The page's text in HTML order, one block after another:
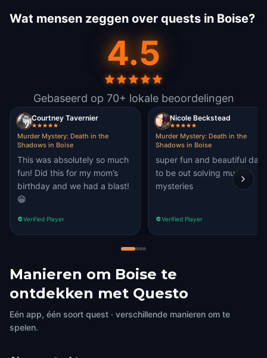
Wat mensen zeggen over quests in Boise?
4.5
Gebaseerd op 70+ lokale beoordelingen
Courtney Tavernier
Murder Mystery: Death in the
Shadows in Boise
This was absolutely so much
fun! Did this for my mom’s
birthday and we had a blast!
😁
Verified Player
Nicole Beckstead
Murder Mystery: Death in the
Shadows in Boise
super fun and beautiful day
to be out solving murder
mysteries
Verified Player
Manieren om Boise te
ontdekken met Questo
Eén app, één soort quest · verschillende manieren om te
spelen.